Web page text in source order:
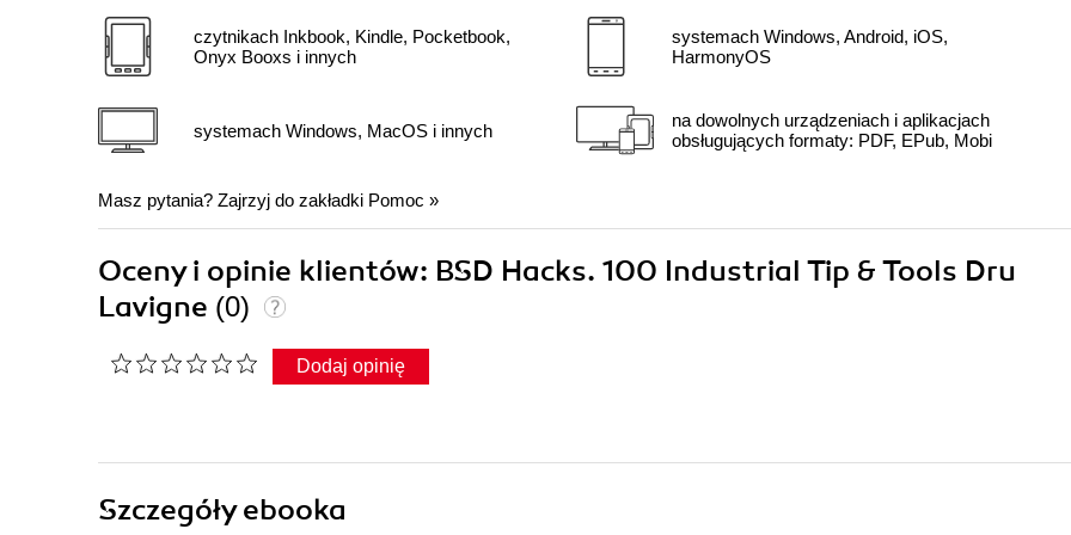
czytnikach Inkbook, Kindle, Pocketbook,
Onyx Booxs i innych
systemach Windows, MacOS i innych
systemach Windows, Android, iOS,
HarmonyOS
na dowolnych urządzeniach i aplikacjach
obsługujących formaty: PDF, EPub, Mobi
Masz pytania? Zajrzyj do zakładki Pomoc »
Oceny i opinie klientów: BSD Hacks. 100 Industrial Tip & Tools Dru
Lavigne (0)
Dodaj opinię
Szczegółyebooka